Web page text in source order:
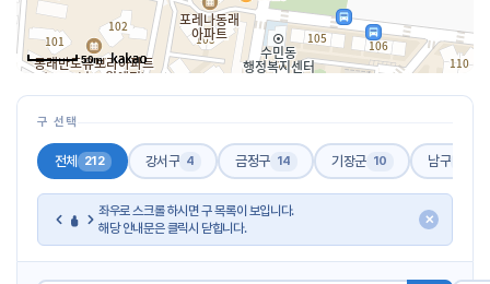
50m
구 선택
전체 212 강서구 4 금정구 14 기장군 10 남구
좌우로 스크롤 하시면 구 목록이 보입니다.
해당 안내문은 클릭시 닫힙니다.
✕